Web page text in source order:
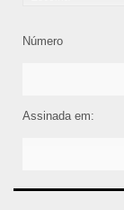
Número
Assinada em: